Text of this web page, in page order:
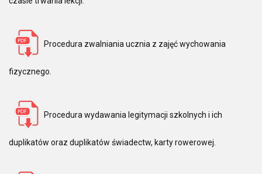
Procedura zwalniania ucznia z zajęć wychowania
fizycznego.
Procedura wydawania legitymacji szkolnych i ich
duplikatów oraz duplikatów świadectw, karty rowerowej.